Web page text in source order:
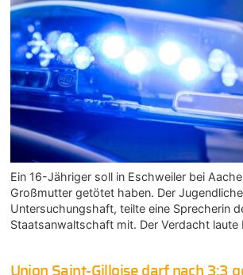
Ein 16-Jähriger soll in Eschweiler bei
Großmutter getötet haben. Der
Untersuchungshaft, teilte eine Sprecherin
Staatsanwaltschaft mit. Der Verdacht laute
Union Saint-Gilloise darf nach 3:3